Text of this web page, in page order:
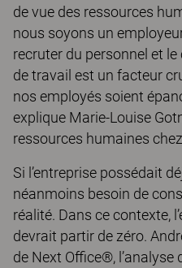
de vue des ressources
nous soyons un
recruter du personnel et le
de travail est un facteur
nos employés soient
explique Marie-Louise
ressources humaines
Si l’entreprise possédait
néanmoins besoin de
réalité. Dans ce contexte,
devrait partir de zéro.
de Next Office®, l’analyse